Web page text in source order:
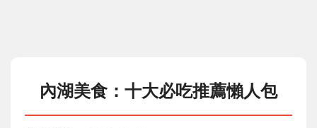
內湖美食：十大必吃推薦懶人包